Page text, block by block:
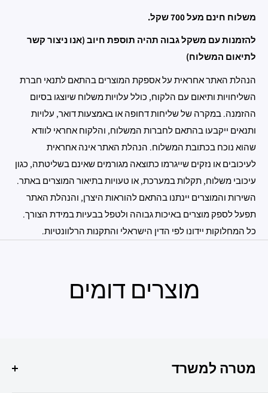
משלוח חינם מעל 700 שקל.
להזמנות עם משקל גבוה תהיה תוספת חיוב (אנו ניצור קשר
לתיאום המשלוח)
הנהלת האתר אחראית על אספקת המוצרים בהתאם לתנאי חברת
השליחויות ותיאום עם הלקוח, כולל עלויות משלוח שיוצגו בסיום
ההזמנה. במקרה של שליחות דחופה או באמצעות דואר, עלויות
ותנאים ייקבעו בהתאם לחברות המשלוח, והלקוח אחראי לוודא
שהוא נוכח בכתובת המשלוח. הנהלת האתר אינה אחראית
לעיכובים או נזקים שייגרמו כתוצאה מגורמים שאינם בשליטתה, כגון
עיכובי משלוח, תקלות במערכת, או טעויות בתיאור המוצרים באתר.
השירות והמוצרים יינתנו בהתאם להוראות היצרן, והנהלת האתר
תפעל לספק מוצרים באיכות גבוהה ולטפל בבעיות במידת הצורך.
כל המחלוקות יידונו לפי הדין הישראלי והתקנות הרלוונטיות.
מוצרים דומים
מטרה למשרד